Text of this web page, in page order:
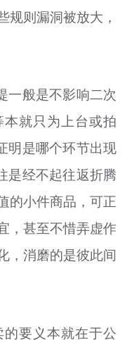
规则漏洞被放大，
一般是不影响二次
就只为上台或拍
明是哪个环节出现
是经不起往返折腾
的小件商品，可正
，甚至不惜弄虚作
，消磨的是彼此间
要义本就在于公